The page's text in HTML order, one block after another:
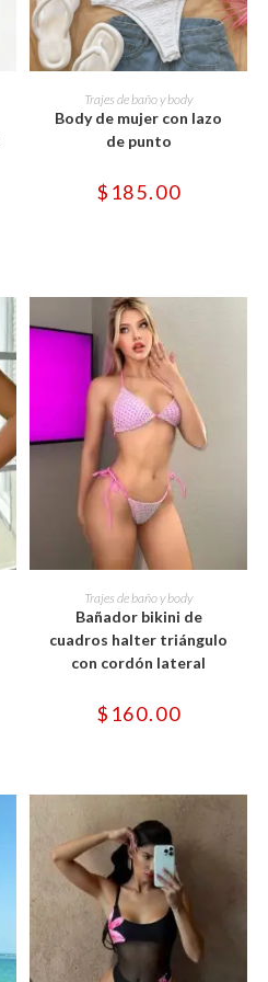
SELECCIONAR OPCIONES
producto
tiene
múltiples
variantes.
se
pueden
producto
Trajes de baño y body
Body de mujer con lazo
de punto
$ 185.00
SELECCIONAR OPCIONES
Este
producto
tiene
múltiples
variantes.
opciones
elegir
producto
Trajes de baño y body
Bañador bikini de
cuadros halter triángulo
con cordón lateral
$ 160.00